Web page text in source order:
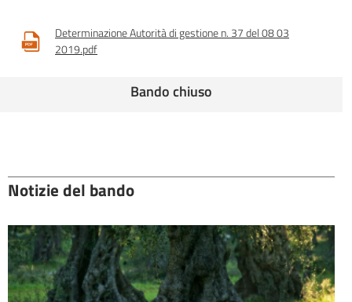
Determinazione Autorità di gestione n. 37 del 08 03
2019.pdf
Bando chiuso
Notizie del bando